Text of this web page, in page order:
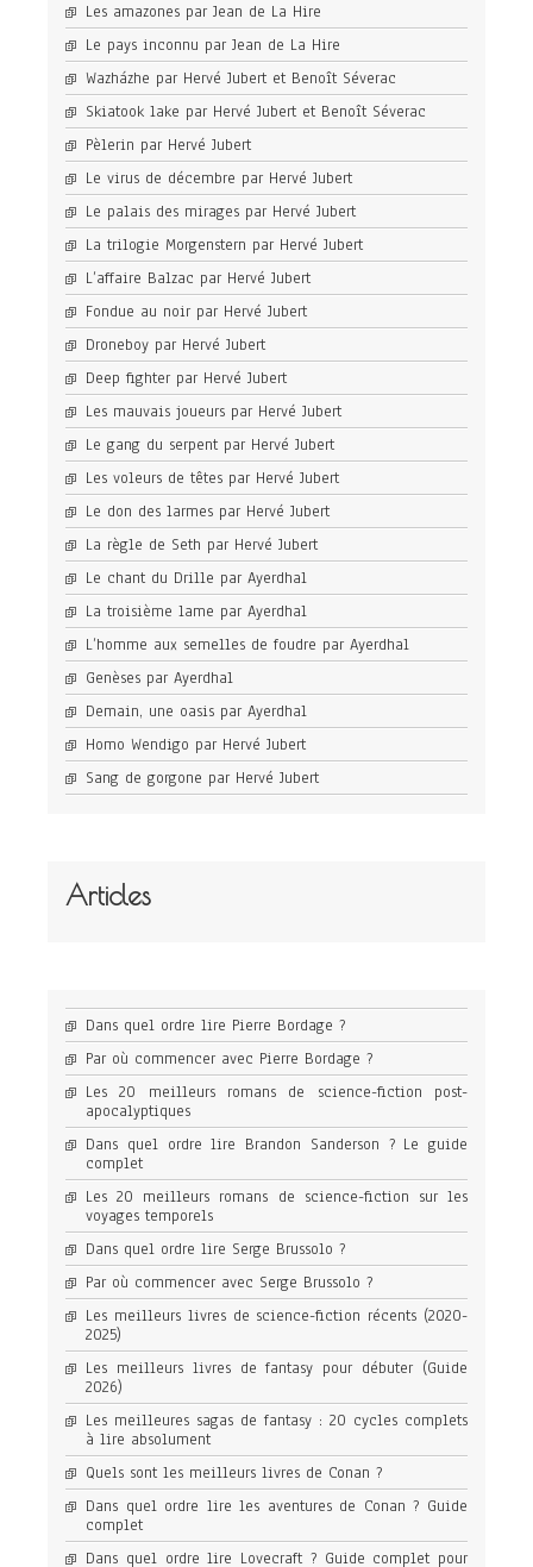
Les amazones par Jean de La Hire
Le pays inconnu par Jean de La Hire
Wazházhe par Hervé Jubert et Benoît Séverac
Skiatook lake par Hervé Jubert et Benoît Séverac
Pèlerin par Hervé Jubert
Le virus de décembre par Hervé Jubert
Le palais des mirages par Hervé Jubert
La trilogie Morgenstern par Hervé Jubert
L’affaire Balzac par Hervé Jubert
Fondue au noir par Hervé Jubert
Droneboy par Hervé Jubert
Deep fighter par Hervé Jubert
Les mauvais joueurs par Hervé Jubert
Le gang du serpent par Hervé Jubert
Les voleurs de têtes par Hervé Jubert
Le don des larmes par Hervé Jubert
La règle de Seth par Hervé Jubert
Le chant du Drille par Ayerdhal
La troisième lame par Ayerdhal
L’homme aux semelles de foudre par Ayerdhal
Genèses par Ayerdhal
Demain, une oasis par Ayerdhal
Homo Wendigo par Hervé Jubert
Sang de gorgone par Hervé Jubert
Articles
Dans quel ordre lire Pierre Bordage ?
Par où commencer avec Pierre Bordage ?
Les 20 meilleurs romans de science-fiction post-
apocalyptiques
Dans quel ordre lire Brandon Sanderson ? Le guide
complet
Les 20 meilleurs romans de science-fiction sur les
voyages temporels
Dans quel ordre lire Serge Brussolo ?
Par où commencer avec Serge Brussolo ?
Les meilleurs livres de science-fiction récents (2020-
2025)
Les meilleurs livres de fantasy pour débuter (Guide
2026)
Les meilleures sagas de fantasy : 20 cycles complets
à lire absolument
Quels sont les meilleurs livres de Conan ?
Dans quel ordre lire les aventures de Conan ? Guide
complet
Dans quel ordre lire Lovecraft ? Guide complet pour